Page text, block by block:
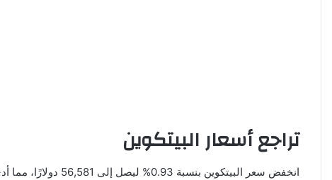
تراجع أسعار البيتكوين
انخفض سعر البيتكوين بنسبة 0.93% ليصل إلى 56,581 دولارًا، مما أدى إلى تراجع القيمة السوقية للعملة إلى 1.12 تريليون دولار. وعلى مدار الأسبوع الماضي، فقدت البيتكوين حوالي 3.86% من قيمتها